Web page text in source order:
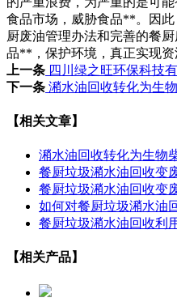
食品市场，威胁食品**。因
厨废油管理办法和完善的餐
品**，保护环境，真正实现资
上一条 四川绿之旺环保科技
下一条 潲水油回收转化为生
【相关文章】
潲水油回收转化为生物
餐厨垃圾潲水油回收变
餐厨垃圾潲水油回收变
如何对餐厨垃圾潲水油
餐厨垃圾潲水油回收利
【相关产品】